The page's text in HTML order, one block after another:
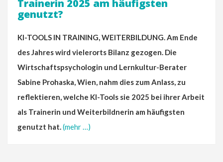
Trainerin 2025 am häufigsten
genutzt?
KI-TOOLS IN TRAINING, WEITERBILDUNG. Am Ende
des Jahres wird vielerorts Bilanz gezogen. Die
Wirtschaftspsychologin und Lernkultur-Berater
Sabine Prohaska, Wien, nahm dies zum Anlass, zu
reflektieren, welche KI-Tools sie 2025 bei ihrer Arbeit
als Trainerin und Weiterbildnerin am häufigsten
genutzt hat.(mehr …)